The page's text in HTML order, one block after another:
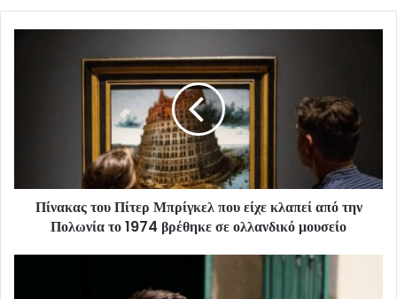
Πίνακας του Πίτερ Μπρίγκελ που είχε κλαπεί από την
Πολωνία το 1974 βρέθηκε σε ολλανδικό μουσείο